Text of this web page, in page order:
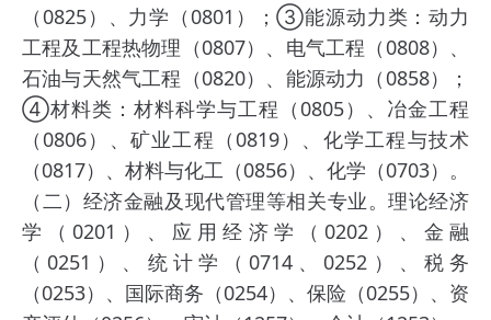
（0825）、力学（0801）；③能源动力类：动力
工程及工程热物理（0807）、电气工程（0808）、
石油与天然气工程（0820）、能源动力（0858）；
④材料类：材料科学与工程（0805）、冶金工程
（0806）、矿业工程（0819）、化学工程与技术
（0817）、材料与化工（0856）、化学（0703）。
（二）经济金融及现代管理等相关专业。理论经济
学（0201）、应用经济学（0202）、金融
（0251）、统计学（0714、0252）、税务
（0253）、国际商务（0254）、保险（0255）、资